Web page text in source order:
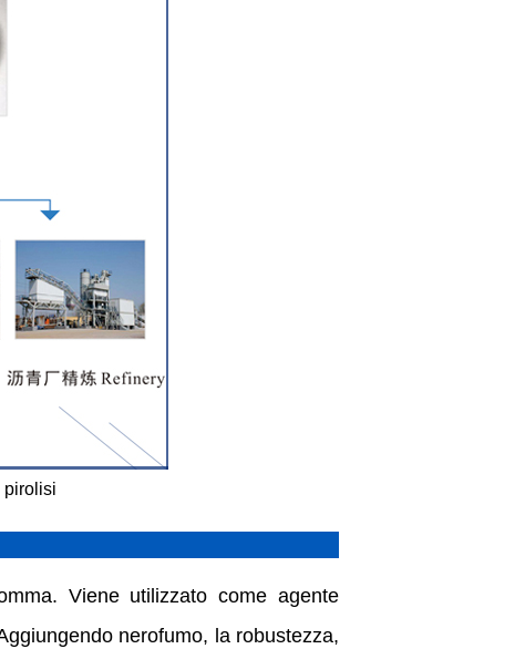
pirolisi
Viene utilizzato come agente
nerofumo, la robustezza,